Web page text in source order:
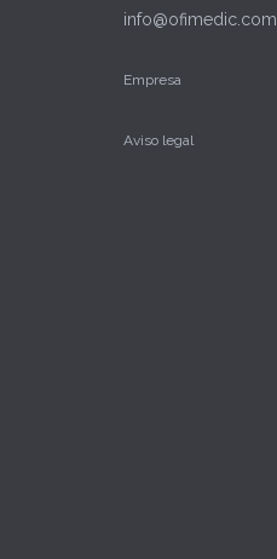
info@ofimedic.com
Empresa
Aviso legal